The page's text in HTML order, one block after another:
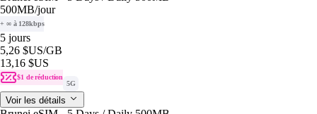
500MB/jour
+ ∞ à 128kbps
5 jours
5,26 $US/GB
13,16 $US
$1 de réduction
5G
Voir les détails